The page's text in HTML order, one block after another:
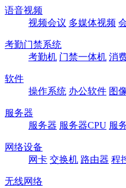
语音视频
视频会议 多媒体视频
考勤门禁系统
考勤机 门禁一体机 消
软件
操作系统 办公软件 图
服务器
服务器 服务器CPU 服
网络设备
网卡 交换机 路由器 程
无线网络